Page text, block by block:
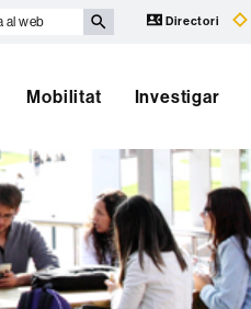
Directori
Mobilitat Investigar